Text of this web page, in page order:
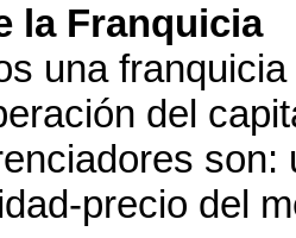
la Franquicia
una
del
precio del